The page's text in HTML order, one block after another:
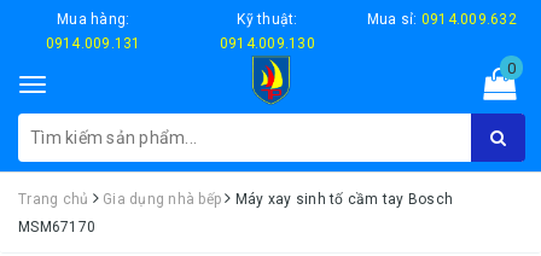
Mua hàng:
0914.009.131
Kỹ thuật:
0914.009.130
Mua sỉ: 0914.009.632
Toggle
navigation
0
Trang chủ Gia dụng nhà bếp
Máy xay sinh tố cầm tay Bosch
MSM67170